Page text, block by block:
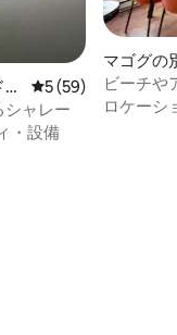
レビュー59件、5
5 (59)
ャレー
・設備
マゴグの
ビーチや
モダンな
ロケーシ